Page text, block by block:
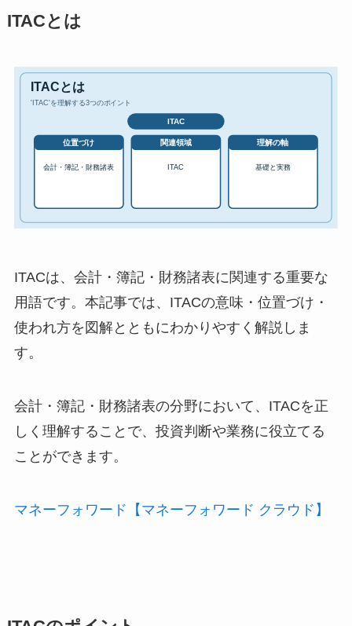
ITACとは
ITACは、会計・簿記・財務諸表に関連する重要な
用語です。本記事では、ITACの意味・位置づけ・
使われ方を図解とともにわかりやすく解説しま
す。
会計・簿記・財務諸表の分野において、ITACを正
しく理解することで、投資判断や業務に役立てる
ことができます。
マネーフォワード【マネーフォワード クラウド】